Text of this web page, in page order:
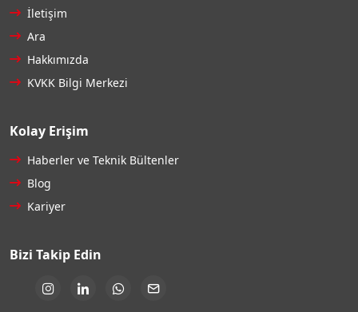
İletişim
Ara
Hakkımızda
KVKK Bilgi Merkezi
Kolay Erişim
Haberler ve Teknik Bültenler
Blog
Kariyer
Bizi Takip Edin